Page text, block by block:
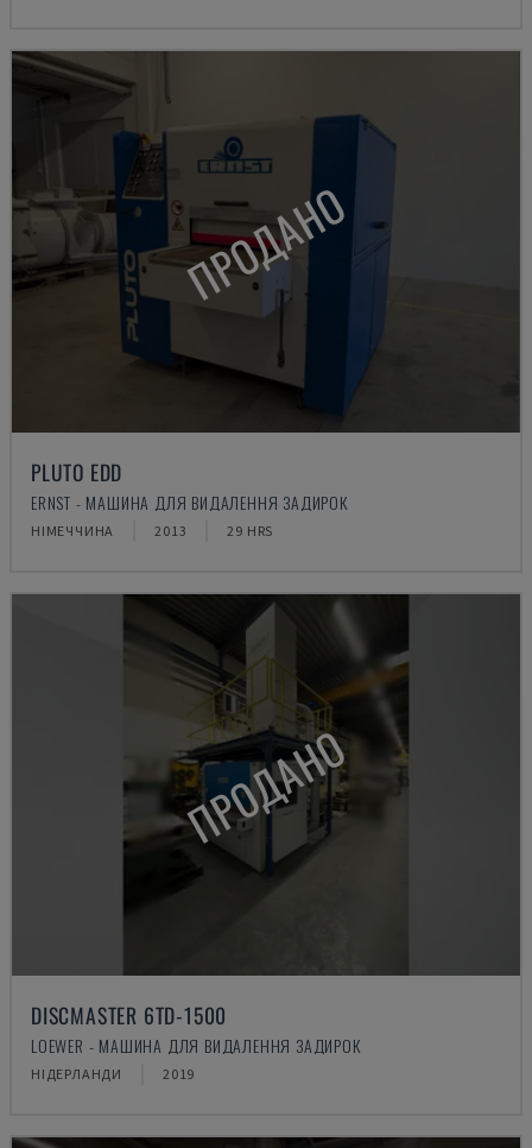
ПРОДАНО
PLUTO EDD
ERNST - МАШИНА ДЛЯ ВИДАЛЕННЯ ЗАДИРОК
НІМЕЧЧИНА 2013 29 HRS
ПРОДАНО
DISCMASTER 6TD-1500
LOEWER - МАШИНА ДЛЯ ВИДАЛЕННЯ ЗАДИРОК
НІДЕРЛАНДИ 2019